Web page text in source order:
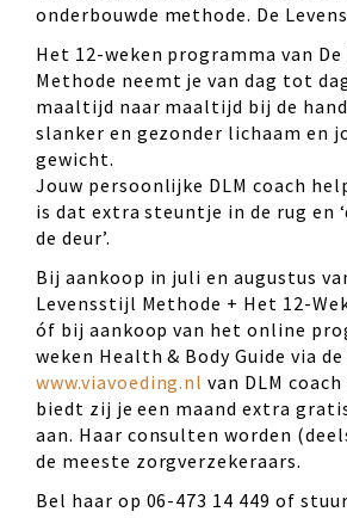
onderbouwde methode. De
Het 12-weken programma van
Methode neemt je van dag tot
maaltijd naar maaltijd bij de
slanker en gezonder lichaam en
gewicht.
Jouw persoonlijke DLM coach
is dat extra steuntje in de rug en
de deur’.
Bij aankoop in juli en augustus
Levensstijl Methode + Het 12-
óf bij aankoop van het online
weken Health & Body Guide via
www.viavoeding.nl van DLM
biedt zij je een maand extra
aan. Haar consulten worden
de meeste zorgverzekeraars.
Bel haar op 06-473 14 449 of